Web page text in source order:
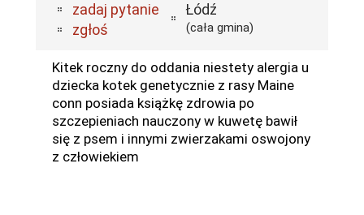
zadaj pytanie
zgłoś
Łódź
(cała gmina)
Kitek roczny do oddania niestety alergia u
dziecka kotek genetycznie z rasy Maine
conn posiada książkę zdrowia po
szczepieniach nauczony w kuwetę bawił
się z psem i innymi zwierzakami oswojony
z człowiekiem